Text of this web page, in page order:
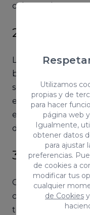
Utilizamos
propias y de
para hacer
página web
Igualmente,
obtener datos
para ajustar
preferencias.
de cookies a
modificar tus
cualquier
de Cookies
coherencia
2. No
La utilización de
bien ya que dotan
semántica
ellos. Lo ideal sería
expresiones que
distintas palabras.
3. Revisa el
Como redactor es
clara si o si, revisar
texto, con el fin de